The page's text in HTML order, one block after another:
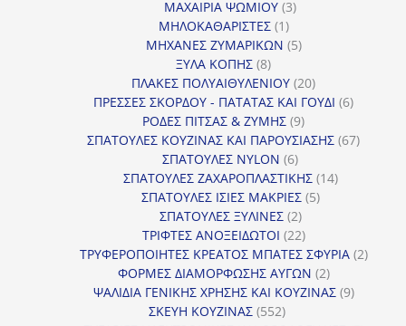
προϊόν
ΜΑΧΑΙΡΙΑ ΨΩΜΙΟΥ 33
ΜΗΛΟΚΑΘΑΡΙΣΤΕΣ 11
προϊόν
ΜΗΧΑΝΕΣ ΖΥΜΑΡΙΚΩΝ 55
ΞΥΛΑ ΚΟΠΗΣ 88
προϊόντα
ΠΛΑΚΕΣ ΠΟΛΥΑΙΘΥΛΕΝΙΟΥ 2020
προϊόντα
ΠΡΕΣΣΕΣ ΣΚΟΡΔΟΥ - ΠΑΤΑΤΑΣ ΚΑΙ ΓΟΥΔΙ 66
ΡΟΔΕΣ ΠΙΤΣΑΣ & ΖΥΜΗΣ 99
προϊόντα
ΣΠΑΤΟΥΛΕΣ ΚΟΥΖΙΝΑΣ ΚΑΙ ΠΑΡΟΥΣΙΑΣΗΣ 6767
ΣΠΑΤΟΥΛΕΣ NYLON 66
προϊόντα
ΣΠΑΤΟΥΛΕΣ ΖΑΧΑΡΟΠΛΑΣΤΙΚΗΣ 1414
ΣΠΑΤΟΥΛΕΣ ΙΣΙΕΣ ΜΑΚΡΙΕΣ 55
ΣΠΑΤΟΥΛΕΣ ΞΥΛΙΝΕΣ 22
προϊόντα
ΤΡΙΦΤΕΣ ΑΝΟΞΕΙΔΩΤΟΙ 2222
προϊόντα
ΤΡΥΦΕΡΟΠΟΙΗΤΕΣ ΚΡΕΑΤΟΣ ΜΠΑΤΕΣ ΣΦΥΡΙΑ 22
ΦΟΡΜΕΣ ΔΙΑΜΟΡΦΩΣΗΣ ΑΥΓΩΝ 22
προϊόντα
ΨΑΛΙΔΙΑ ΓΕΝΙΚΗΣ ΧΡΗΣΗΣ ΚΑΙ ΚΟΥΖΙΝΑΣ 99
ΣΚΕΥΗ ΚΟΥΖΙΝΑΣ 552552